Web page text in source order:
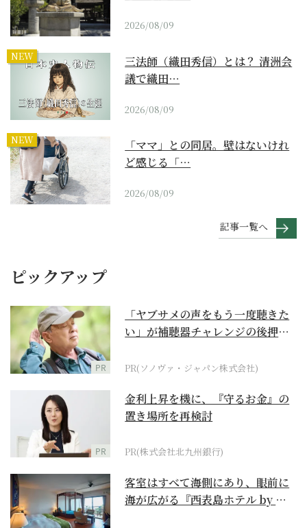
2026/08/09
NEW
三法師（織田秀信）とは？ 清洲会
議で織田…
2026/08/09
NEW
「ママ」との同居。壁はないけれ
ど感じる「…
2026/08/09
記事一覧へ
ピックアップ
PR
「ヤブサメの声をもう一度聴きた
い」が補聴器チャレンジの後押し
PR(ソノヴァ・ジャパン株式会社)
PR
金利上昇を機に、『守るお金』の
置き場所を再検討
PR(株式会社北九州銀行)
客室はすべて海側にあり、眼前に
海が広がる『西表島ホテル by 星